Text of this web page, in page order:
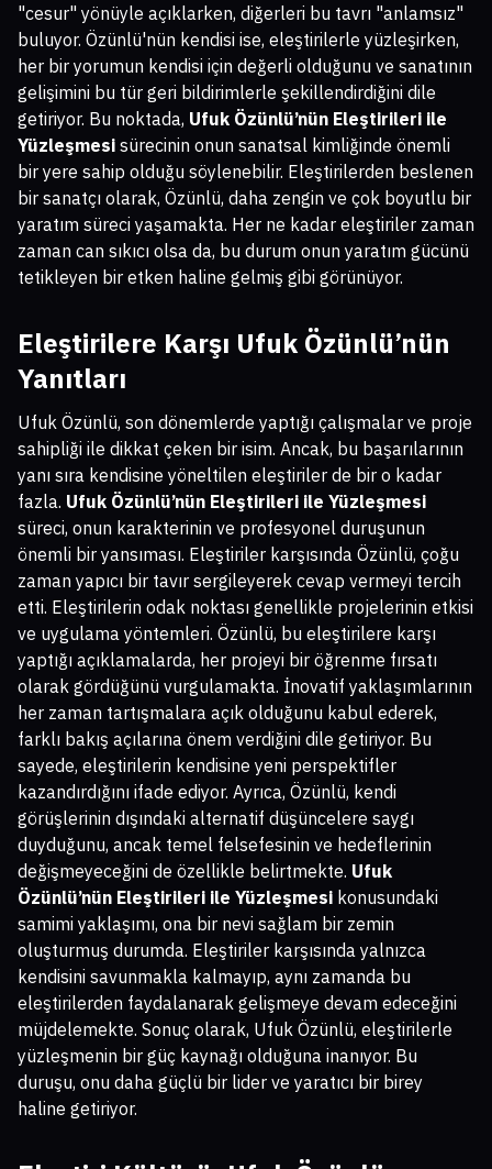
"cesur" yönüyle açıklarken, diğerleri bu tavrı "anlamsız"
buluyor. Özünlü'nün kendisi ise, eleştirilerle yüzleşirken,
her bir yorumun kendisi için değerli olduğunu ve sanatının
gelişimini bu tür geri bildirimlerle şekillendirdiğini dile
getiriyor. Bu noktada, Ufuk Özünlü’nün Eleştirileri ile
Yüzleşmesi sürecinin onun sanatsal kimliğinde önemli
bir yere sahip olduğu söylenebilir. Eleştirilerden beslenen
bir sanatçı olarak, Özünlü, daha zengin ve çok boyutlu bir
yaratım süreci yaşamakta. Her ne kadar eleştiriler zaman
zaman can sıkıcı olsa da, bu durum onun yaratım gücünü
tetikleyen bir etken haline gelmiş gibi görünüyor.
Eleştirilere Karşı Ufuk Özünlü’nün
Yanıtları
Ufuk Özünlü, son dönemlerde yaptığı çalışmalar ve proje
sahipliği ile dikkat çeken bir isim. Ancak, bu başarılarının
yanı sıra kendisine yöneltilen eleştiriler de bir o kadar
fazla. Ufuk Özünlü’nün Eleştirileri ile Yüzleşmesi
süreci, onun karakterinin ve profesyonel duruşunun
önemli bir yansıması. Eleştiriler karşısında Özünlü, çoğu
zaman yapıcı bir tavır sergileyerek cevap vermeyi tercih
etti. Eleştirilerin odak noktası genellikle projelerinin etkisi
ve uygulama yöntemleri. Özünlü, bu eleştirilere karşı
yaptığı açıklamalarda, her projeyi bir öğrenme fırsatı
olarak gördüğünü vurgulamakta. İnovatif yaklaşımlarının
her zaman tartışmalara açık olduğunu kabul ederek,
farklı bakış açılarına önem verdiğini dile getiriyor. Bu
sayede, eleştirilerin kendisine yeni perspektifler
kazandırdığını ifade ediyor. Ayrıca, Özünlü, kendi
görüşlerinin dışındaki alternatif düşüncelere saygı
duyduğunu, ancak temel felsefesinin ve hedeflerinin
değişmeyeceğini de özellikle belirtmekte. Ufuk
Özünlü’nün Eleştirileri ile Yüzleşmesi konusundaki
samimi yaklaşımı, ona bir nevi sağlam bir zemin
oluşturmuş durumda. Eleştiriler karşısında yalnızca
kendisini savunmakla kalmayıp, aynı zamanda bu
eleştirilerden faydalanarak gelişmeye devam edeceğini
müjdelemekte. Sonuç olarak, Ufuk Özünlü, eleştirilerle
yüzleşmenin bir güç kaynağı olduğuna inanıyor. Bu
duruşu, onu daha güçlü bir lider ve yaratıcı bir birey
haline getiriyor.